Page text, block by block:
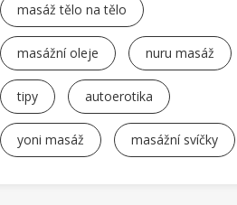
masáž tělo na tělo
masážní oleje nuru masáž
tipy autoerotika
yoni masáž masážní svíčky